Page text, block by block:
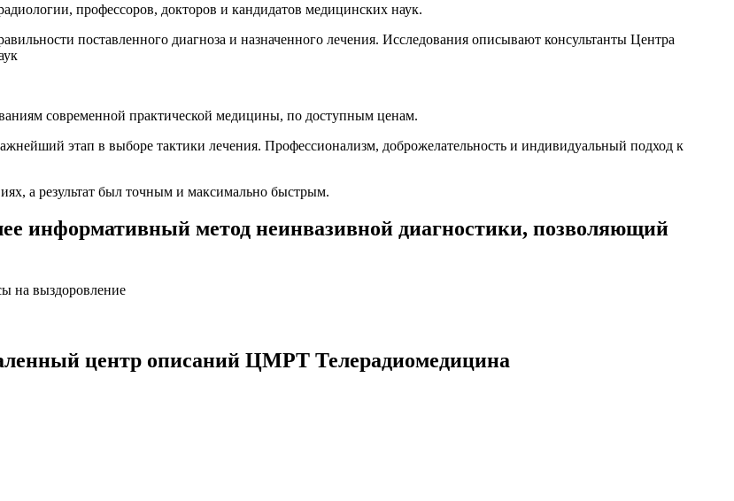
профессоров, докторов и кандидатов медицинских наук.
поставленного диагноза и назначенного лечения. Исследования описывают консультанты Центра
современной практической медицины, по доступным ценам.
этап в выборе тактики лечения. Профессионализм, доброжелательность и индивидуальный подход к
а результат был точным и максимально быстрым.
информативный метод неинвазивной диагностики, позволяющий
на выздоровление
центр описаний ЦМРТ Телерадиомедицина